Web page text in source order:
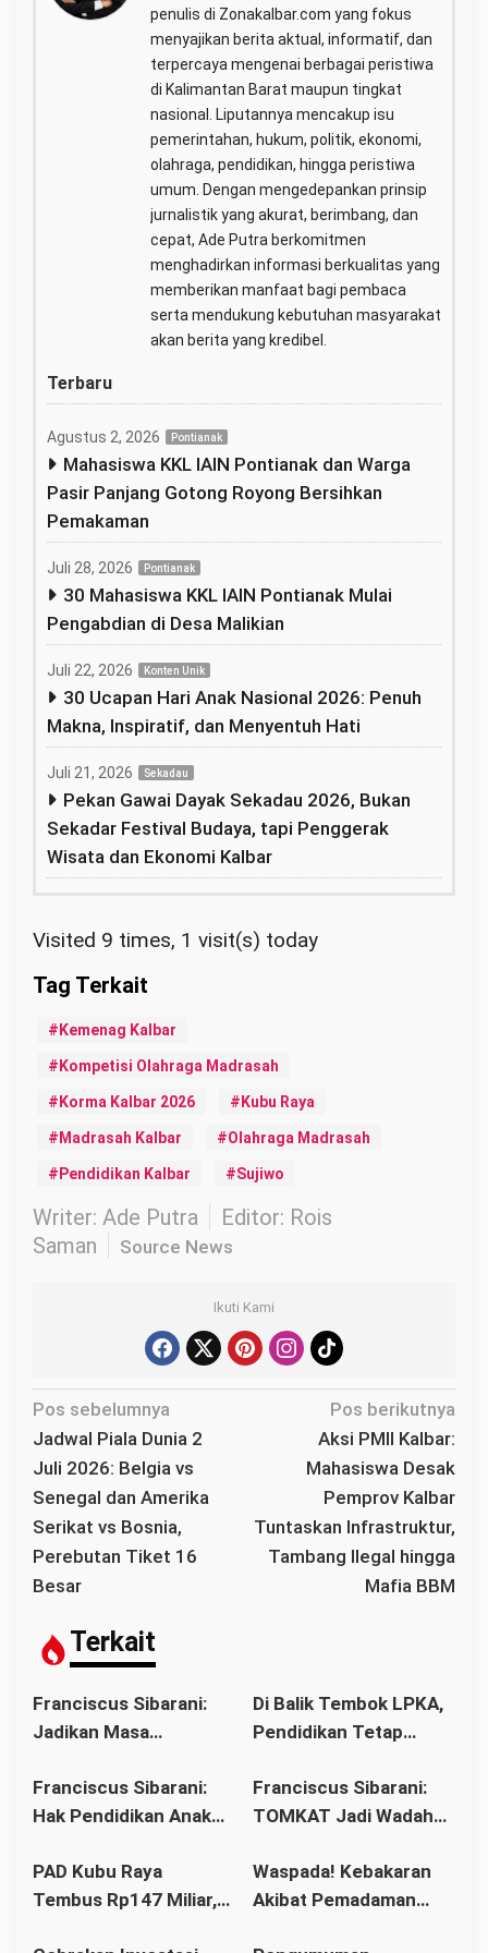
penulis di Zonakalbar.com yang fokus
menyajikan berita aktual, informatif, dan
terpercaya mengenai berbagai peristiwa
di Kalimantan Barat maupun tingkat
nasional. Liputannya mencakup isu
pemerintahan, hukum, politik, ekonomi,
olahraga, pendidikan, hingga peristiwa
umum. Dengan mengedepankan prinsip
jurnalistik yang akurat, berimbang, dan
cepat, Ade Putra berkomitmen
menghadirkan informasi berkualitas yang
memberikan manfaat bagi pembaca
serta mendukung kebutuhan masyarakat
akan berita yang kredibel.
Terbaru
Agustus 2, 2026 Pontianak
Mahasiswa KKL IAIN Pontianak dan Warga
Pasir Panjang Gotong Royong Bersihkan
Pemakaman
Juli 28, 2026 Pontianak
30 Mahasiswa KKL IAIN Pontianak Mulai
Pengabdian di Desa Malikian
Juli 22, 2026 Konten Unik
30 Ucapan Hari Anak Nasional 2026: Penuh
Makna, Inspiratif, dan Menyentuh Hati
Juli 21, 2026 Sekadau
Pekan Gawai Dayak Sekadau 2026, Bukan
Sekadar Festival Budaya, tapi Penggerak
Wisata dan Ekonomi Kalbar
Visited 9 times, 1 visit(s) today
Kemenag Kalbar
Kompetisi Olahraga Madrasah
Korma Kalbar 2026 Kubu Raya
Madrasah Kalbar Olahraga Madrasah
Pendidikan Kalbar Sujiwo
Writer: Ade Putra
Editor: Rois
Saman
Source News
Ikuti Kami
N
a
v
i
g
a
s
p
o
s
Pos sebelumnya
Jadwal Piala Dunia 2
Juli 2026: Belgia vs
Senegal dan Amerika
Serikat vs Bosnia,
Perebutan Tiket 16
Besar
Pos berikutnya
Aksi PMII Kalbar:
Mahasiswa Desak
Pemprov Kalbar
Tuntaskan Infrastruktur,
Tambang Ilegal hingga
Mafia BBM
Terkait
Franciscus Sibarani:
Jadikan Masa
Titik Balik Menata
Masa Depan
Di Balik Tembok LPKA,
Pendidikan Tetap
Sibarani Apresiasi
Program Paket A, B,
Franciscus Sibarani:
Hak Pendidikan Anak
Terpenuhi
Franciscus Sibarani:
TOMKAT Jadi Wadah
Solidaritas, dan
Kepemimpinan Orang
PAD Kubu Raya
Tembus Rp147 Miliar,
Waspada! Kebakaran
Akibat Pemadaman